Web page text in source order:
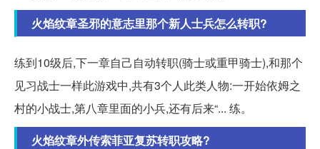
火焰纹章圣邪的意志里那个新人士兵怎么转职?
练到10级后,下一章自己自动转职(骑士或重甲骑士),和那个
见习战士一样此游戏中,共有3个人此类人物:一开始依姆之
村的小战士,第八章里面的小兵,还有后来“... 练。
火焰纹章外传索菲亚复苏转职攻略?